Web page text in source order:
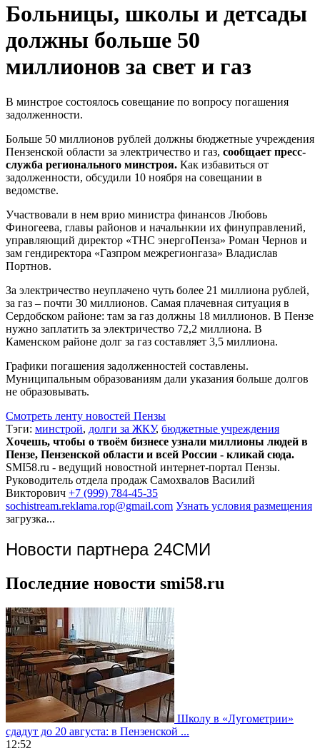
Больницы, школы и детсады
должны больше 50
миллионов за свет и газ
В минстрое состоялось совещание по вопросу погашения
задолженности.
Больше 50 миллионов рублей должны бюджетные учреждения
Пензенской области за электричество и газ, сообщает пресс-
служба регионального минстроя. Как избавиться от
задолженности, обсудили 10 ноября на совещании в
ведомстве.
Участвовали в нем врио министра финансов Любовь
Финогеева, главы районов и начальнкии их финуправлений,
управляющий директор «ТНС энергоПенза» Роман Чернов и
зам гендиректора «Газпром межрегионгаза» Владислав
Портнов.
За электричество неуплачено чуть более 21 миллиона рублей,
за газ – почти 30 миллионов. Самая плачевная ситуация в
Сердобском районе: там за газ должны 18 миллионов. В Пензе
нужно заплатить за электричество 72,2 миллиона. В
Каменском районе долг за газ составляет 3,5 миллиона.
Графики погашения задолженностей составлены.
Муниципальным образованиям дали указания больше долгов
не образовывать.
Смотреть ленту новостей Пензы
Тэги: минстрой, долги за ЖКУ, бюджетные учреждения
Хочешь, чтобы о твоём бизнесе узнали миллионы людей в
Пензе, Пензенской области и всей России - кликай сюда.
SMI58.ru - ведущий новостной интернет-портал Пензы.
Руководитель отдела продаж Самохвалов Василий
Викторович +7 (999) 784-45-35
sochistream.reklama.rop@gmail.com Узнать условия размещения
загрузка...
Новости партнера 24СМИ
Последние новости smi58.ru
Школу в «Лугометрии»
сдадут до 20 августа: в Пензенской ...
12:52